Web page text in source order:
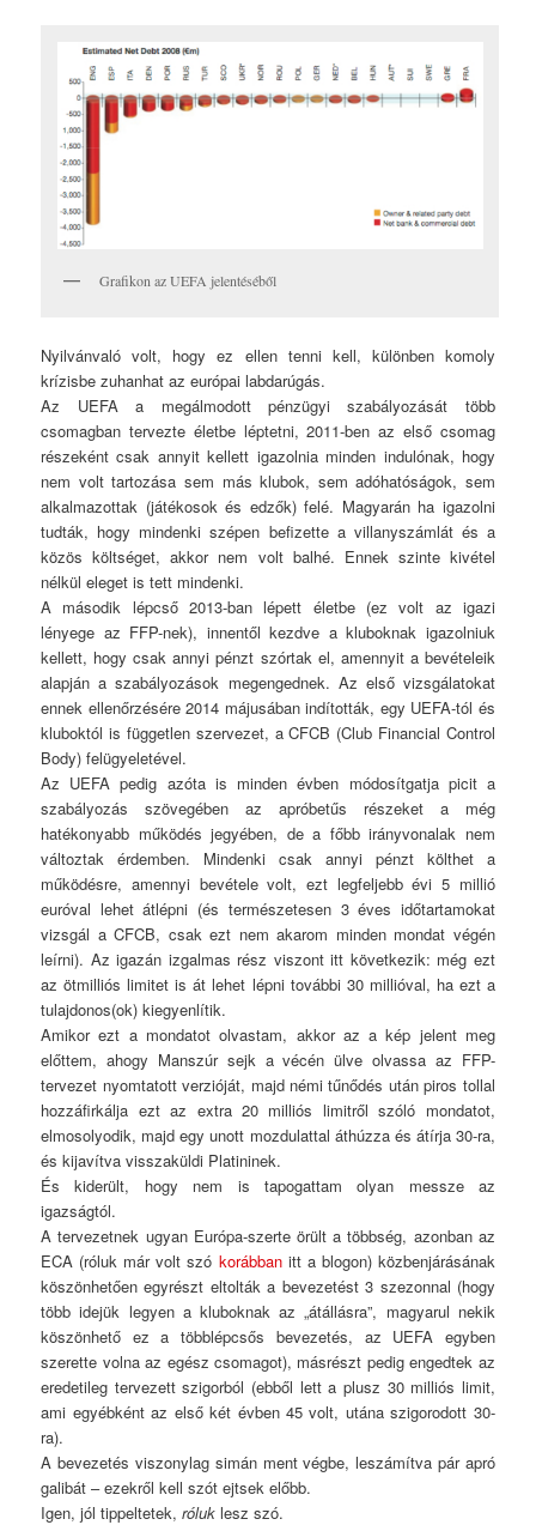
Grafikon az UEFA jelentéséből
Nyilvánvaló volt, hogy ez ellen tenni kell, különben komoly
krízisbe zuhanhat az európai labdarúgás.
Az UEFA a megálmodott pénzügyi szabályozását több
csomagban tervezte életbe léptetni, 2011-ben az első csomag
részeként csak annyit kellett igazolnia minden indulónak, hogy
nem volt tartozása sem más klubok, sem adóhatóságok, sem
alkalmazottak (játékosok és edzők) felé. Magyarán ha igazolni
tudták, hogy mindenki szépen befizette a villanyszámlát és a
közös költséget, akkor nem volt balhé. Ennek szinte kivétel
nélkül eleget is tett mindenki.
A második lépcső 2013-ban lépett életbe (ez volt az igazi
lényege az FFP-nek), innentől kezdve a kluboknak igazolniuk
kellett, hogy csak annyi pénzt szórtak el, amennyit a bevételeik
alapján a szabályozások megengednek. Az első vizsgálatokat
ennek ellenőrzésére 2014 májusában indították, egy UEFA-tól és
kluboktól is független szervezet, a CFCB (Club Financial Control
Body) felügyeletével.
Az UEFA pedig azóta is minden évben módosítgatja picit a
szabályozás szövegében az apróbetűs részeket a még
hatékonyabb működés jegyében, de a főbb irányvonalak nem
változtak érdemben. Mindenki csak annyi pénzt költhet a
működésre, amennyi bevétele volt, ezt legfeljebb évi 5 millió
euróval lehet átlépni (és természetesen 3 éves időtartamokat
vizsgál a CFCB, csak ezt nem akarom minden mondat végén
leírni). Az igazán izgalmas rész viszont itt következik: még ezt
az ötmilliós limitet is át lehet lépni további 30 millióval, ha ezt a
tulajdonos(ok) kiegyenlítik.
Amikor ezt a mondatot olvastam, akkor az a kép jelent meg
előttem, ahogy Manszúr sejk a vécén ülve olvassa az FFP-
tervezet nyomtatott verzióját, majd némi tűnődés után piros tollal
hozzáfirkálja ezt az extra 20 milliós limitről szóló mondatot,
elmosolyodik, majd egy unott mozdulattal áthúzza és átírja 30-ra,
és kijavítva visszaküldi Platininek.
És kiderült, hogy nem is tapogattam olyan messze az
igazságtól.
A tervezetnek ugyan Európa-szerte örült a többség, azonban az
ECA (róluk már volt szó korábbanitt a blogon) közbenjárásának
köszönhetően egyrészt eltolták a bevezetést 3 szezonnal (hogy
több idejük legyen a kluboknak az „átállásra”, magyarul nekik
köszönhető ez a többlépcsős bevezetés, az UEFA egyben
szerette volna az egész csomagot), másrészt pedig engedtek az
eredetileg tervezett szigorból (ebből lett a plusz 30 milliós limit,
ami egyébként az első két évben 45 volt, utána szigorodott 30-
ra).
A bevezetés viszonylag simán ment végbe, leszámítva pár apró
galibát – ezekről kell szót ejtsek előbb.
Igen, jól tippeltetek,róluk lesz szó.